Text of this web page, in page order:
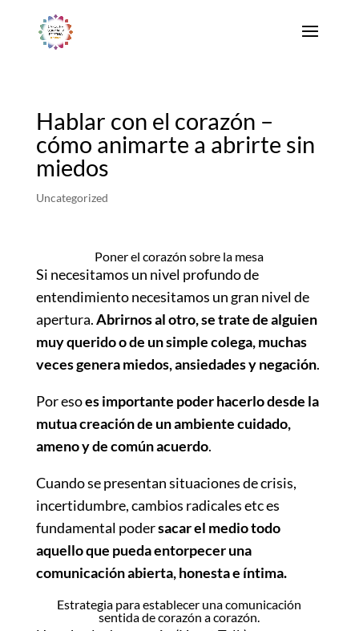
Hablar con el corazón –
cómo animarte a abrirte sin
miedos
Uncategorized
Poner el corazón sobre la mesa
Si necesitamos un nivel profundo de
entendimiento necesitamos un gran nivel de
apertura.Abrirnos al otro, se trate de alguien
muy querido o de un simple colega, muchas
veces genera miedos, ansiedades y negación.
Por esoes importante poder hacerlo desde la
mutua creación de un ambiente cuidado,
ameno y de común acuerdo.
Cuando se presentan situaciones de crisis,
incertidumbre, cambios radicales etc es
fundamental podersacar el medio todo
aquello que pueda entorpecer una
comunicación abierta, honesta e íntima.
Estrategia para establecer una comunicación
sentida de corazón a corazón.